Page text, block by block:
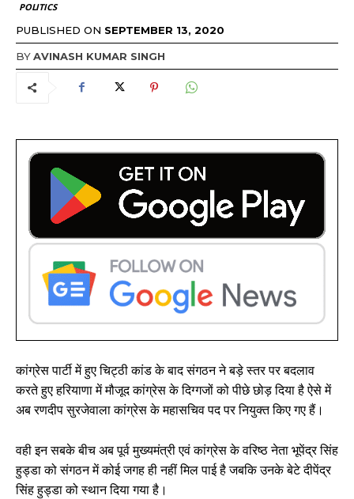
POLITICS
PUBLISHED ON SEPTEMBER 13, 2020
BYAVINASH KUMAR SINGH
कांग्रेस पार्टी में हुए चिट्ठी कांड के बाद संगठन ने बड़े स्तर पर बदलाव
करते हुए हरियाणा में मौजूद कांग्रेस के दिग्गजों को पीछे छोड़ दिया है ऐसे में
अब रणदीप सुरजेवाला कांग्रेस के महासचिव पद पर नियुक्त किए गए हैं।
वही इन सबके बीच अब पूर्व मुख्यमंत्री एवं कांग्रेस के वरिष्ठ नेता भूपेंद्र सिंह
हुड्डा को संगठन में कोई जगह ही नहीं मिल पाई है जबकि उनके बेटे दीपेंद्र
सिंह हुड्डा को स्थान दिया गया है।